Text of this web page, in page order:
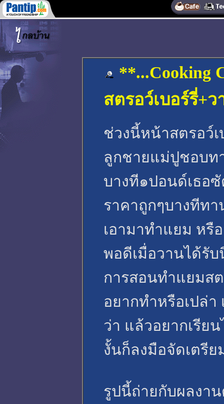
**...Cooking
สตรอว์เบอร์รี่+
ช่วงนี้หน้าสตรอว์
ลูกชายแม่ปูชอบท
บางที๑ปอนด์เธอ
ราคาถูกๆบางทีท
เอามาทำแยม หรื
พอดีเมื่อวานได้รั
การสอนทำแยมสต
อยากทำหรือเปล่
ว่า แล้วอยากเรีย
งั้นก็ลงมือจัดเตรี
รูปนี้ถ่ายกับผลงา